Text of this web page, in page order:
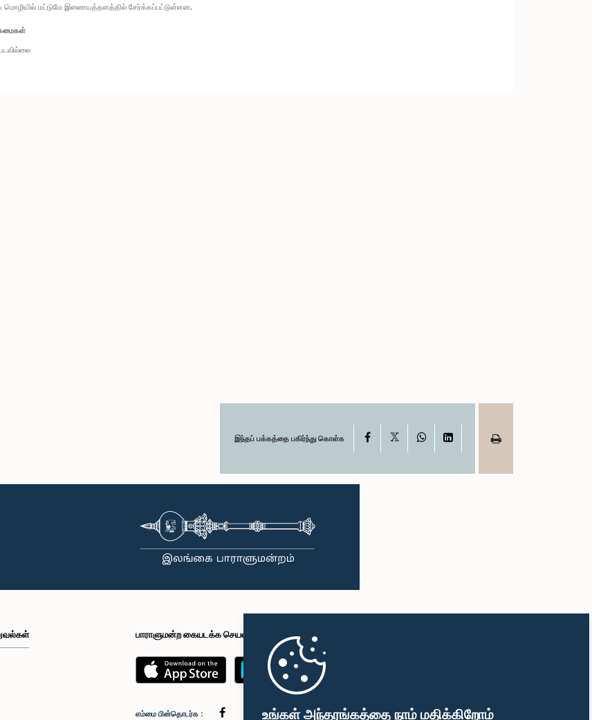
உங்கள் அந்தரங்கத்தை நாம் மதிக்கிறோம்
மொழியில் மட்டுமே இணையத்தளத்தில் சேர்க்கப்பட்டுள்ளன.
இந்தப் பக்கத்தை பகிர்ந்து கொள்க Facebook WhatsAppLinkedIn
பாராளுமன்ற கையடக்க செயலி
எம்மை பின்தொடர்க :